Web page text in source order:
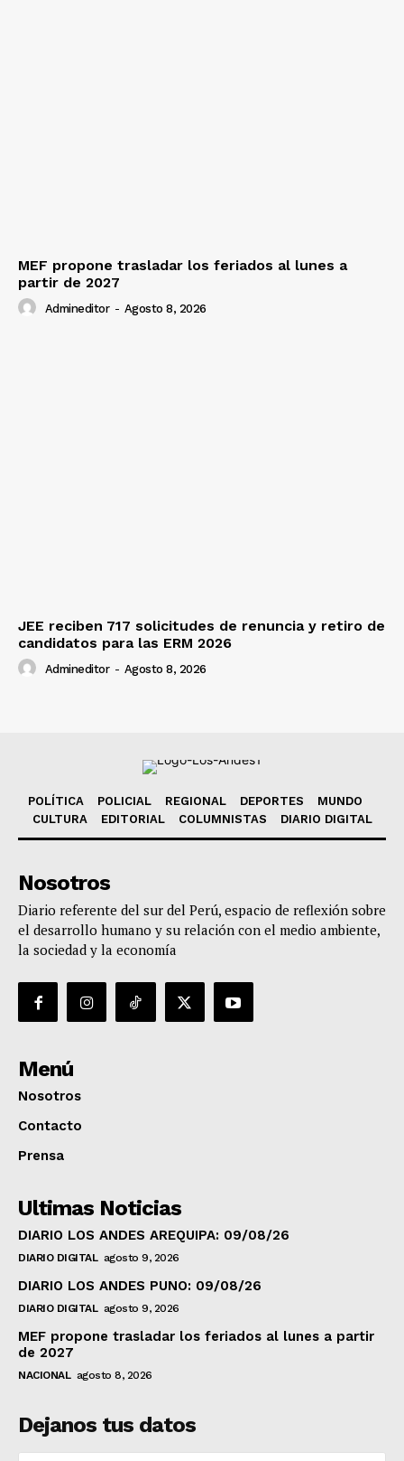
MEF propone trasladar los feriados al lunes a
partir de 2027
Admineditor - Agosto 8, 2026
JEE reciben 717 solicitudes de renuncia y retiro de
candidatos para las ERM 2026
Admineditor - Agosto 8, 2026
POLÍTICA POLICIAL REGIONAL DEPORTES
MUNDO
CULTURA
EDITORIAL COLUMNISTAS DIARIO DIGITAL
Nosotros
Diario referente del sur del Perú, espacio de reflexión sobre
el desarrollo humano y su relación con el medio ambiente,
la sociedad y la economía
Menú
Nosotros
Contacto
Prensa
Ultimas Noticias
DIARIO LOS ANDES AREQUIPA: 09/08/26
DIARIO DIGITAL agosto 9, 2026
DIARIO LOS ANDES PUNO: 09/08/26
DIARIO DIGITAL agosto 9, 2026
MEF propone trasladar los feriados al lunes a partir
de 2027
NACIONAL agosto 8, 2026
Dejanos tus datos